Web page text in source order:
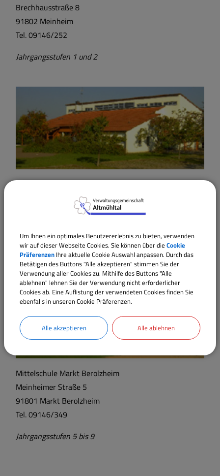
Brechhausstraße 8
91802 Meinheim
Tel. 09146/252
Jahrgangsstufen 1 und 2
Grundschule Dittenheim
91723 Dittenheim
Jahrgangsstufen 3 und 4
Mittelschule Markt Berolzheim
Meinheimer Straße 5
91801 Markt Berolzheim
Tel. 09146/349
Jahrgangsstufen 5 bis 9
Um Ihnen ein optimales Benutzererlebnis zu bieten, verwenden
wir auf dieser Webseite Cookies. Sie können über die Cookie
Präferenzen Ihre aktuelle Cookie Auswahl anpassen. Durch das
Betätigen des Buttons "Alle akzeptieren" stimmen Sie der
Verwendung aller Cookies zu. Mithilfe des Buttons "Alle
ablehnen" lehnen Sie der Verwendung nicht erforderlicher
Cookies ab. Eine Auflistung der verwendeten Cookies finden Sie
ebenfalls in unseren Cookie Präferenzen.
Alle akzeptieren Alle ablehnen